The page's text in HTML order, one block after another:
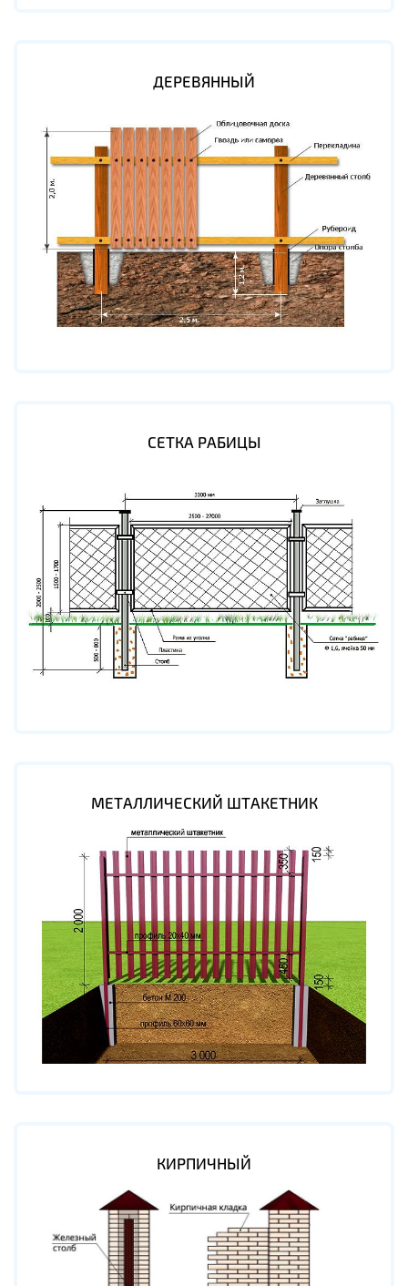
ДЕРЕВЯННЫЙ
СЕТКА РАБИЦЫ
МЕТАЛЛИЧЕСКИЙ ШТАКЕТНИК
КИРПИЧНЫЙ